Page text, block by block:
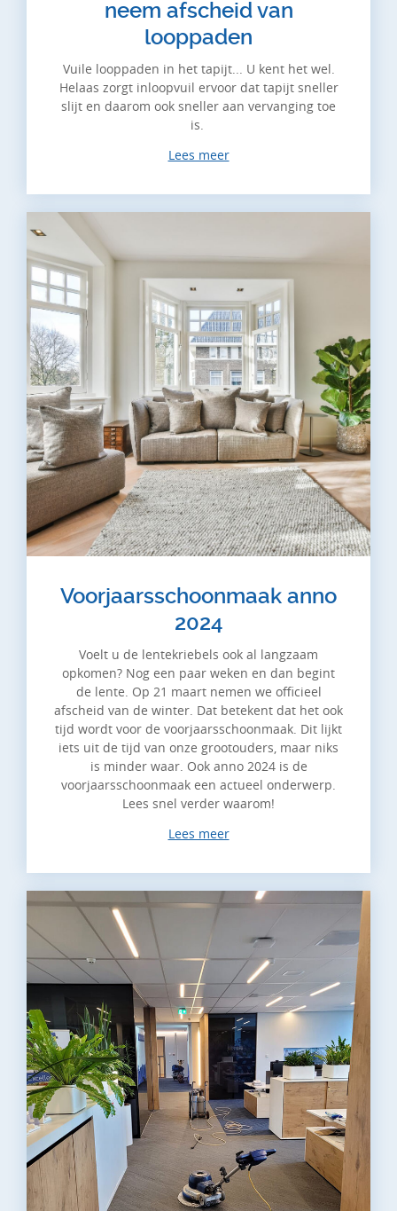
neem afscheid van
looppaden
Vuile looppaden in het tapijt... U kent het wel.
Helaas zorgt inloopvuil ervoor dat tapijt sneller
slijt en daarom ook sneller aan vervanging toe
is.
Lees meer
Voorjaarsschoonmaak anno
2024
Voelt u de lentekriebels ook al langzaam
opkomen? Nog een paar weken en dan begint
de lente. Op 21 maart nemen we officieel
afscheid van de winter. Dat betekent dat het ook
tijd wordt voor de voorjaarsschoonmaak. Dit lijkt
iets uit de tijd van onze grootouders, maar niks
is minder waar. Ook anno 2024 is de
voorjaarsschoonmaak een actueel onderwerp.
Lees snel verder waarom!
Lees meer